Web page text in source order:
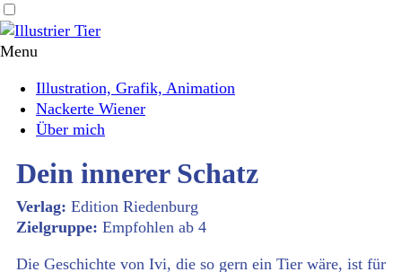
Illustrier
Tier
Menu
Header
Main
navigation
Illustration, Grafik, Animation
Nackerte Wiener
Über mich
„Dein
innerer
Schatz“
Dein innerer Schatz
Verlag: Edition Riedenburg
Zielgruppe: Empfohlen ab 4
Die Geschichte von Ivi, die so gern ein Tier wäre, ist für